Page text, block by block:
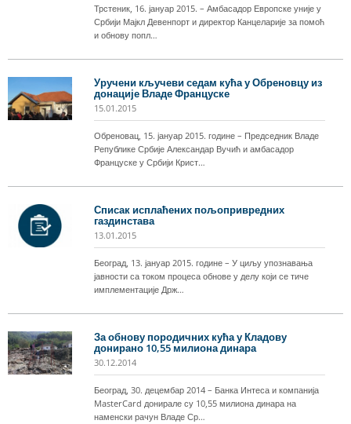
Трстеник, 16. јануар 2015. – Амбасадор Европске уније у
Србији Мајкл Девенпорт и директор Канцеларије за помоћ
и обнову попл…
Уручени кључеви седам кућа у Обреновцу из
донације Владе Француске
15.01.2015
Обреновац, 15. јануар 2015. године – Председник Владе
Републике Србије Александар Вучић и амбасадор
Француске у Србији Крист…
Списак исплаћених пољопривредних
газдинстава
13.01.2015
Београд, 13. јануар 2015. године – У циљу упознавања
јавности са током процеса обнове у делу који се тиче
имплементације Држ…
За обнову породичних кућа у Кладову
донирано 10,55 милиона динара
30.12.2014
Београд, 30. децембар 2014 – Банка Интеса и компанија
MasterCard донирале су 10,55 милиона динара на
наменски рачун Владе Ср…